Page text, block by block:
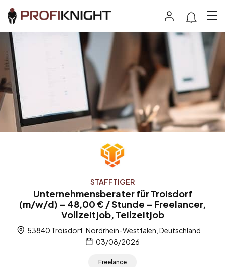
STAFFTIGER
Unternehmensberater für Troisdorf
(m/w/d) – 48,00 € / Stunde – Freelancer,
Vollzeitjob, Teilzeitjob
53840 Troisdorf, Nordrhein-Westfalen, Deutschland
03/08/2026
Freelance